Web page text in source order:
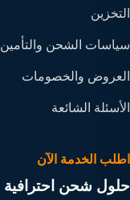
التخزين
سياسات الشحن والتأمين
العروض والخصومات
الأسئلة الشائعة
اطلب الخدمة الآن
حلول شحن احترافية